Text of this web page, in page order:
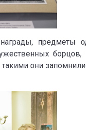
борцов,
они